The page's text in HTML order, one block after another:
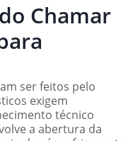
Chamar
ser feitos pelo
exigem
técnico
a abertura da